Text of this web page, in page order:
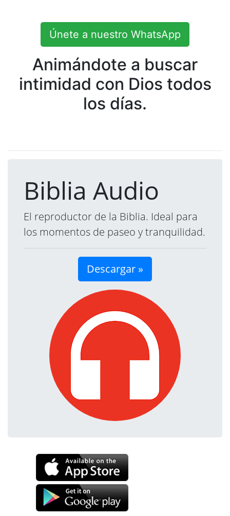
Únete a nuestro WhatsApp
Animándote a buscar
intimidad con Dios todos
los días.
Biblia Audio
El reproductor de la Biblia. Ideal para
los momentos de paseo y tranquilidad.
Descargar »